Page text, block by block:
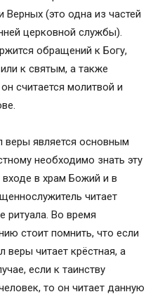
Верных (это одна из частей
церковной службы).
обращений к Богу,
к святым, а также
считается молитвой и
является основным
необходимо знать эту
входе в храм Божий и в
читает
ритуала. Во время
стоит помнить, что если
читает крёстная, а
если к таинству
то он читает данную